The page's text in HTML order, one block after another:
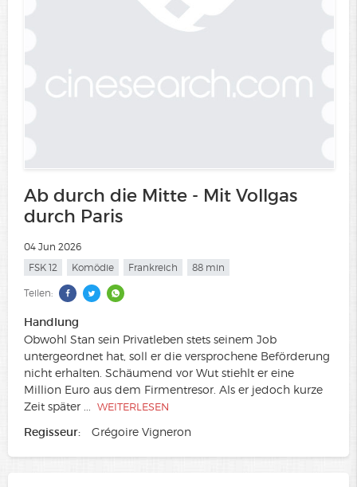
Ab durch die Mitte - Mit Vollgas
durch Paris
04 Jun 2026
FSK 12
Komödie Frankreich 88 min
Teilen:
Handlung
Obwohl Stan sein Privatleben stets seinem Job
untergeordnet hat, soll er die versprochene Beförderung
nicht erhalten. Schäumend vor Wut stiehlt er eine
Million Euro aus dem Firmentresor. Als er jedoch kurze
Zeit später
WEITERLESEN
Regisseur: Grégoire Vigneron